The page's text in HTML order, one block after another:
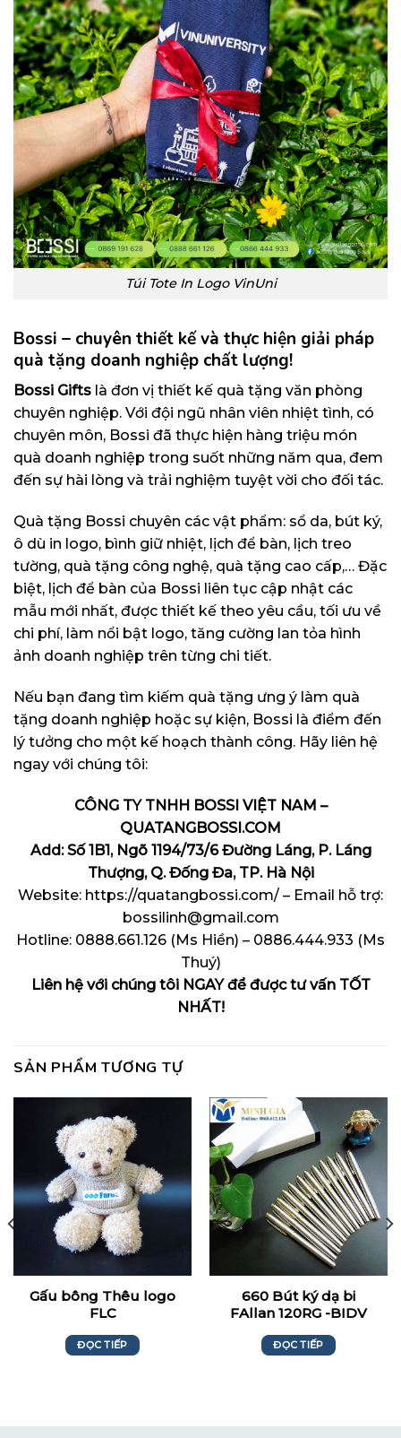
Túi Tote In Logo VinUni
Bossi – chuyên thiết kế và thực hiện giải pháp
quà tặng doanh nghiệp chất lượng!
Bossi Gifts là đơn vị thiết kế quà tặng văn phòng
chuyên nghiệp. Với đội ngũ nhân viên nhiệt tình, có
chuyên môn, Bossi đã thực hiện hàng triệu món
quà doanh nghiệp trong suốt những năm qua, đem
đến sự hài lòng và trải nghiệm tuyệt vời cho đối tác.
Quà tặng Bossi chuyên các vật phẩm: sổ da, bút ký,
ô dù in logo, bình giữ nhiệt, lịch để bàn, lịch treo
tường, quà tặng công nghệ, quà tặng cao cấp,… Đặc
biệt, lịch để bàn của Bossi liên tục cập nhật các
mẫu mới nhất, được thiết kế theo yêu cầu, tối ưu về
chi phí, làm nổi bật logo, tăng cường lan tỏa hình
ảnh doanh nghiệp trên từng chi tiết.
Nếu bạn đang tìm kiếm quà tặng ưng ý làm quà
tặng doanh nghiệp hoặc sự kiện, Bossi là điểm đến
lý tưởng cho một kế hoạch thành công. Hãy liên hệ
ngay với chúng tôi:
CÔNG TY TNHH BOSSI VIỆT NAM –
QUATANGBOSSI.COM
Add: Số 1B1, Ngõ 1194/73/6 Đường Láng, P. Láng
Thượng, Q. Đống Đa, TP. Hà Nội
Website: https://quatangbossi.com/ – Email hỗ trợ:
bossilinh@gmail.com
Hotline: 0888.661.126 (Ms Hiền) – 0886.444.933 (Ms
Thuý)
Liên hệ với chúng tôi NGAY để được tư vấn TỐT
NHẤT!
SẢN PHẨM TƯƠNG TỰ
Gấu bông Thêu logo
FLC
ĐỌC TIẾP
660 Bút ký dạ bi
FAllan 120RG -BIDV
ĐỌC TIẾP